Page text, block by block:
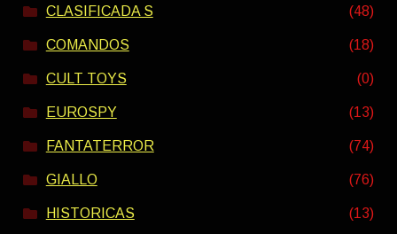
CLASIFICADA S (48)
COMANDOS (18)
CULT TOYS (0)
EUROSPY (13)
FANTATERROR (74)
GIALLO (76)
HISTORICAS (13)